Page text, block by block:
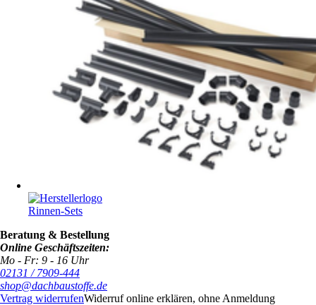
Rinnen-Sets
Beratung & Bestellung
Online Geschäftszeiten:
Mo - Fr: 9 - 16 Uhr
02131 / 7909-444
shop@dachbaustoffe.de
Vertrag widerrufenWiderruf online erklären, ohne Anmeldung